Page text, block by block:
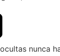
nunca